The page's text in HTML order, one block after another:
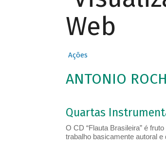
Web
Ações
ANTONIO
Quartas
O CD “Flauta Brasileira” é
trabalho basicamente autoral